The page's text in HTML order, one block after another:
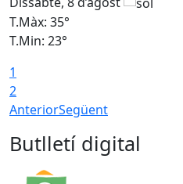
T.Màx: 35°
T.Min: 23°
1
2
AnteriorSegüent
Butlletí digital